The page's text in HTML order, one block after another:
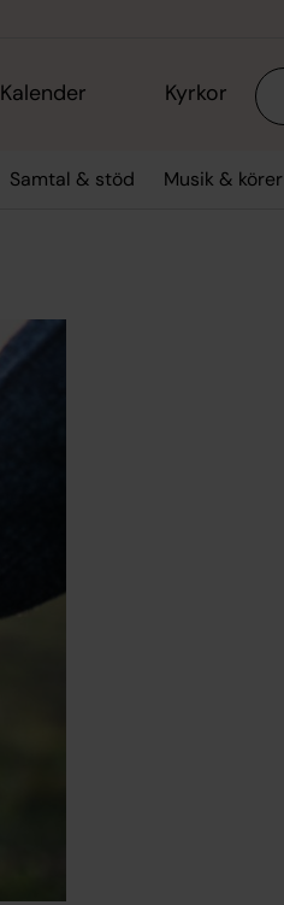
Kalender Kyrkor Sök
Samtal & stöd Musik & körer